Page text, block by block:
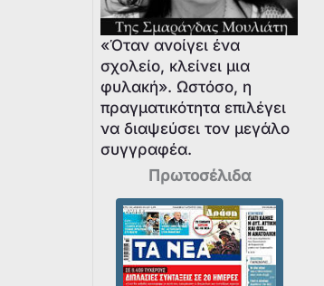
«Όταν ανοίγει ένα
σχολείο, κλείνει μια
φυλακή». Ωστόσο, η
πραγματικότητα επιλέγει
να διαψεύσει τον μεγάλο
συγγραφέα.
Πρωτοσέλιδα